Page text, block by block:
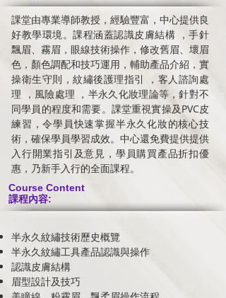
課堂由專業導師教授，經驗豐富，中心提供良
好教學環境。課程涵蓋認識皮膚結構 ，手針
飄眉、霧眉，眼線技術操作，修改舊眉、壞眉
色，顏色調配和技巧運用，輔助產品介紹，實
操衛生守則，紋繡後護理指引 ，客人諮詢處
理 ，風險處理 ，半永久化妝理論等，針對不
同學員的程度和需要。課堂重視實操及PVC皮
練習，令學員快速掌握半永久化妝的核心技
術，確保學員學習成效。中心還免費提供提供
入行開業指引及意見，學員購買產品折扣優
惠，乃新手入行的全面課程。
Course Content
課程內容:
半永久紋繡技術歷史概覽
半永久紋繡工具產品認識與操作
認識皮膚結構
眉型設計及技巧